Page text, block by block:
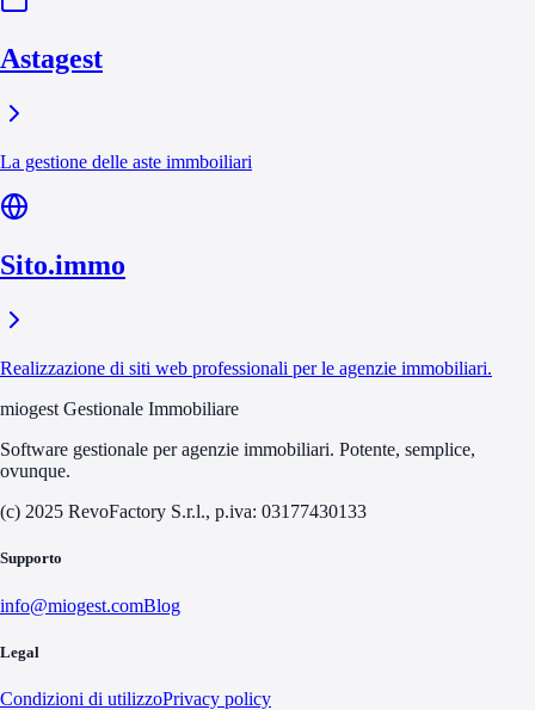
Astagest
La gestione delle aste immboiliari
Sito.immo
Realizzazione di siti web professionali per le agenzie immobiliari.
miogest Gestionale Immobiliare
Software gestionale per agenzie immobiliari. Potente, semplice,
ovunque.
(c) 2025 RevoFactory S.r.l., p.iva: 03177430133
Supporto
info@miogest.comBlog
Legal
Condizioni di utilizzoPrivacy policy